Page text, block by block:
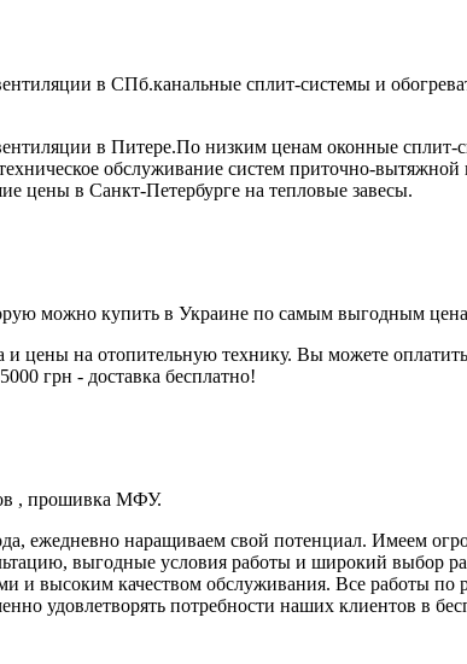
в СПб.канальные сплит-системы и
в Питере.По низким ценам оконные сплит-
обслуживание систем приточно-вытяжной
цены в Санкт-Петербурге на тепловые завесы.
можно купить в Украине по самым выгодным
и цены на отопительную технику. Вы можете
грн - доставка бесплатно!
, прошивка МФУ.
ежедневно наращиваем свой потенциал. Имеем
выгодные условия работы и широкий выбор
и высоким качеством обслуживания. Все работы по
удовлетворять потребности наших клиентов в